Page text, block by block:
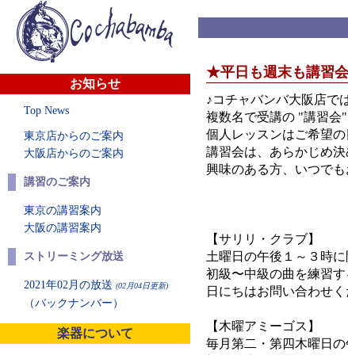
お知らせ
Top News
東京店からのご案内
大阪店からのご案内
講習のご案内
東京の講習案内
大阪の講習案内
ストリーミング放送
2021年02月の放送 (02月04日更新)
（バックナンバー）
楽器について
★平日も週末も講習
♪コチャバンバ大阪店で
複数名で受講の "講習会"
個人レッスンはご希望の
講習会は、あらかじめ
興味のある方、いつでも
【サリリ・クラブ】
土曜日の午後１～３時に
初級〜中級の曲
日にちはお問い合わ
【木曜アミーゴス】
毎月第二・第四木曜日の